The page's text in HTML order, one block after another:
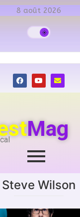
8 août 2026
Mag
Steve Wilson